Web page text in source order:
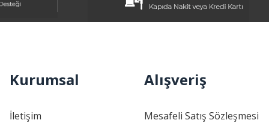
Kurumsal
İletişim
Alışveriş
Mesafeli Satış Sözleşmesi